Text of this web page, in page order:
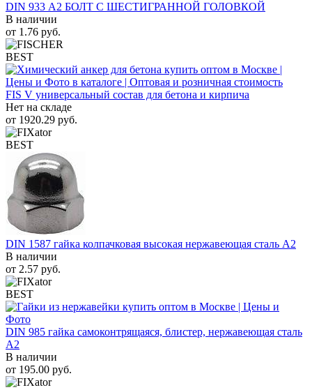
DIN 933 А2 БОЛТ С ШЕСТИГРАННОЙ ГОЛОВКОЙ
В наличии
от 1.76 руб.
BEST
FIS V универсальный состав для бетона и кирпича
Нет на складе
от 1920.29 руб.
BEST
DIN 1587 гайка колпачковая высокая нержавеющая сталь А2
В наличии
от 2.57 руб.
BEST
DIN 985 гайка самоконтрящаяся, блистер, нержавеющая сталь
A2
В наличии
от 195.00 руб.